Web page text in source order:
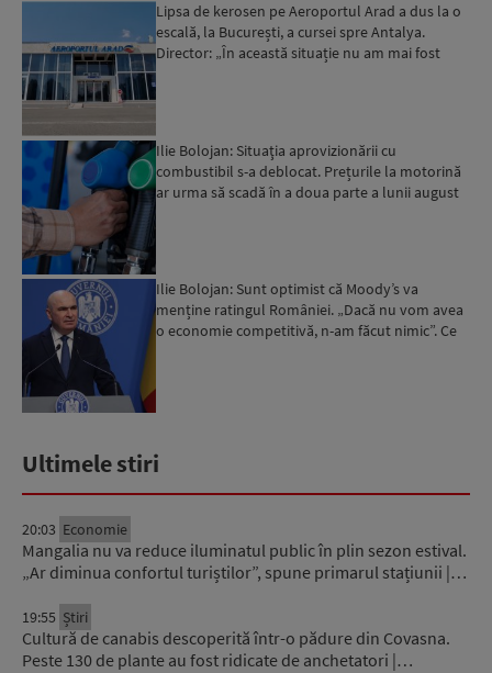
Lipsa de kerosen pe Aeroportul Arad a dus la o
escală, la București, a cursei spre Antalya.
Director: „În această situație nu am mai fost
Ilie Bolojan: Situaţia aprovizionării cu
combustibil s-a deblocat. Prețurile la motorină
ar urma să scadă în a doua parte a lunii august
Ilie Bolojan: Sunt optimist că Moody’s va
menține ratingul României. „Dacă nu vom avea
o economie competitivă, n-am făcut nimic”. Ce
Ultimele stiri
20:03 Economie
Mangalia nu va reduce iluminatul public în plin sezon estival.
„Ar diminua confortul turiștilor”, spune primarul stațiunii |…
19:55 Știri
Cultură de canabis descoperită într-o pădure din Covasna.
Peste 130 de plante au fost ridicate de anchetatori |…